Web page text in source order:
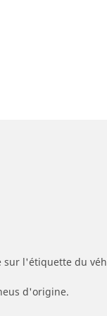
l'étiquette du
d'origine.